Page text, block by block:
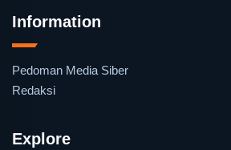
Information
Pedoman Media Siber
Redaksi
Explore